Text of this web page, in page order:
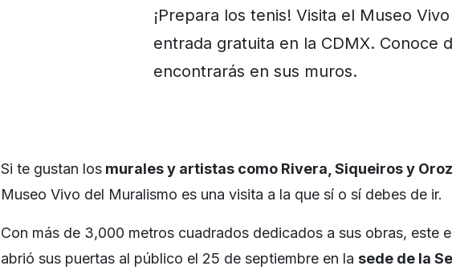
¡Prepara los tenis! Visita el Museo
entrada gratuita en la CDMX. Conoce
encontrarás en sus muros.
Si te gustan los murales y artistas como Rivera, Siqueiros y
Museo Vivo del Muralismo es una visita a la que sí o sí debes de ir.
Con más de 3,000 metros cuadrados dedicados a sus obras, este
abrió sus puertas al público el 25 de septiembre en la sede de la